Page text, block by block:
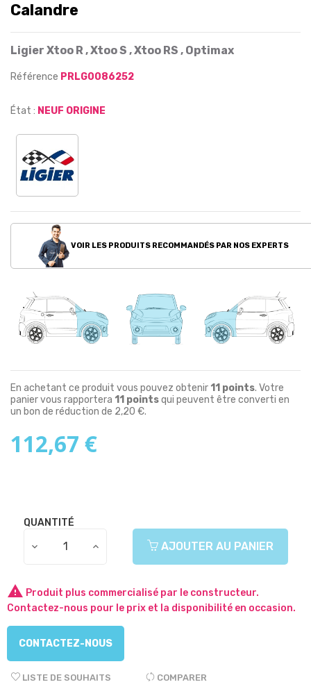
Calandre
Ligier Xtoo R , Xtoo S , Xtoo RS , Optimax
Référence PRLG0086252
État : NEUF ORIGINE
VOIR LES PRODUITS RECOMMANDÉS PAR NOS EXPERTS
En achetant ce produit vous pouvez obtenir 11 points. Votre
panier vous rapportera 11 pointsqui peuvent être converti en
un bon de réduction de 2,20 €.
112,67 €
QUANTITÉ
AJOUTER AU PANIER
 Produit plus commercialisé par le constructeur.
Contactez-nous pour le prix et la disponibilité en occasion.
CONTACTEZ-NOUS
LISTE DE SOUHAITS COMPARER